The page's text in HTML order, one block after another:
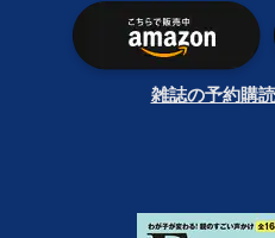
雑誌の予約購